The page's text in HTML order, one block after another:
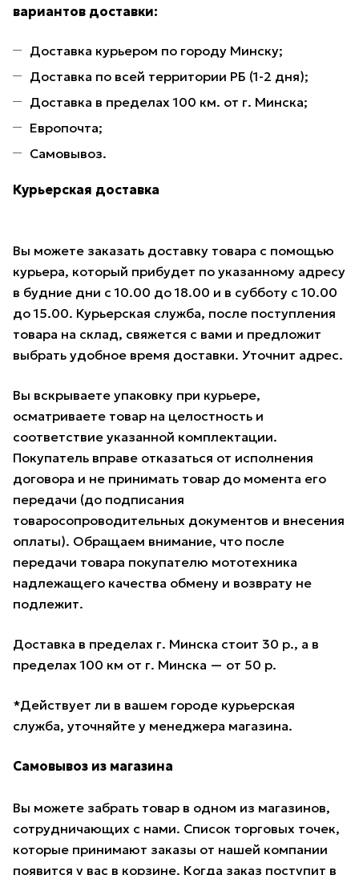
вариантов доставки:
Доставка курьером по городу Минску;
Доставка по всей территории РБ (1-2 дня);
Доставка в пределах 100 км. от г. Минска;
Европочта;
Самовывоз.
Курьерская доставка
Вы можете заказать доставку товара с помощью
курьера, который прибудет по указанному адресу
в будние дни с 10.00 до 18.00 и в субботу с 10.00
до 15.00. Курьерская служба, после поступления
товара на склад, свяжется с вами и предложит
выбрать удобное время доставки. Уточнит адрес.
Вы вскрываете упаковку при курьере,
осматриваете товар на целостность и
соответствие указанной комплектации.
Покупатель вправе отказаться от исполнения
договора и не принимать товар до момента его
передачи (до подписания
товаросопроводительных документов и внесения
оплаты). Обращаем внимание, что после
передачи товара покупателю мототехника
надлежащего качества обмену и возврату не
подлежит.
Доставка в пределах г. Минска стоит 30 р., а в
пределах 100 км от г. Минска — от 50 р.
*Действует ли в вашем городе курьерская
служба, уточняйте у менеджера магазина.
Самовывоз из магазина
Вы можете забрать товар в одном из магазинов,
сотрудничающих с нами. Список торговых точек,
которые принимают заказы от нашей компании
появится у вас в корзине. Когда заказ поступит в